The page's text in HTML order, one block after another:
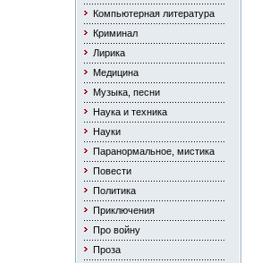
Компьютерная литература
Криминал
Лирика
Медицина
Музыка, песни
Наука и техника
Науки
Паранормальное, мистика
Повести
Политика
Приключения
Про войну
Проза